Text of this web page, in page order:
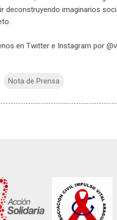
deconstruyendo imaginarios
en Twitter e Instagram por
Nota de Prensa